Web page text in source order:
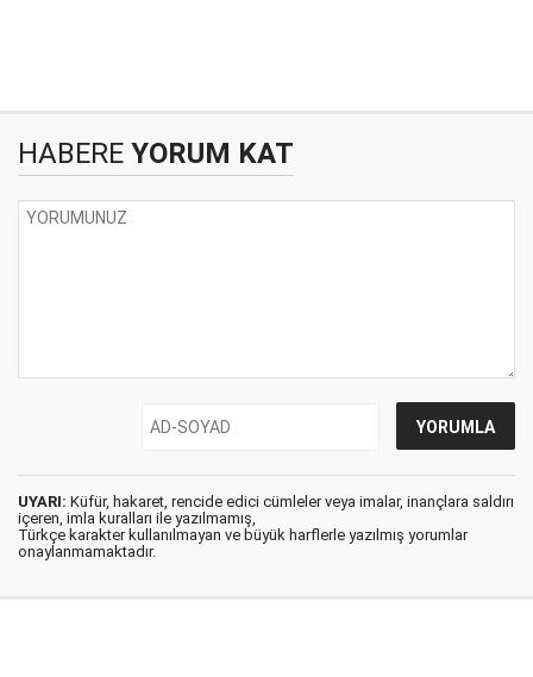
HABERE YORUM KAT
UYARI: Küfür, hakaret, rencide edici cümleler veya imalar, inançlara saldırı
içeren, imla kuralları ile yazılmamış,
Türkçe karakter kullanılmayan ve büyük harflerle yazılmış yorumlar
onaylanmamaktadır.